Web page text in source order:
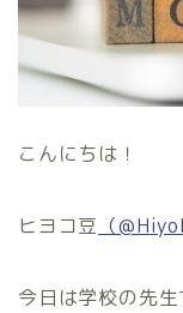
こんにちは！
ヒヨコ豆 （
今日は学校の先